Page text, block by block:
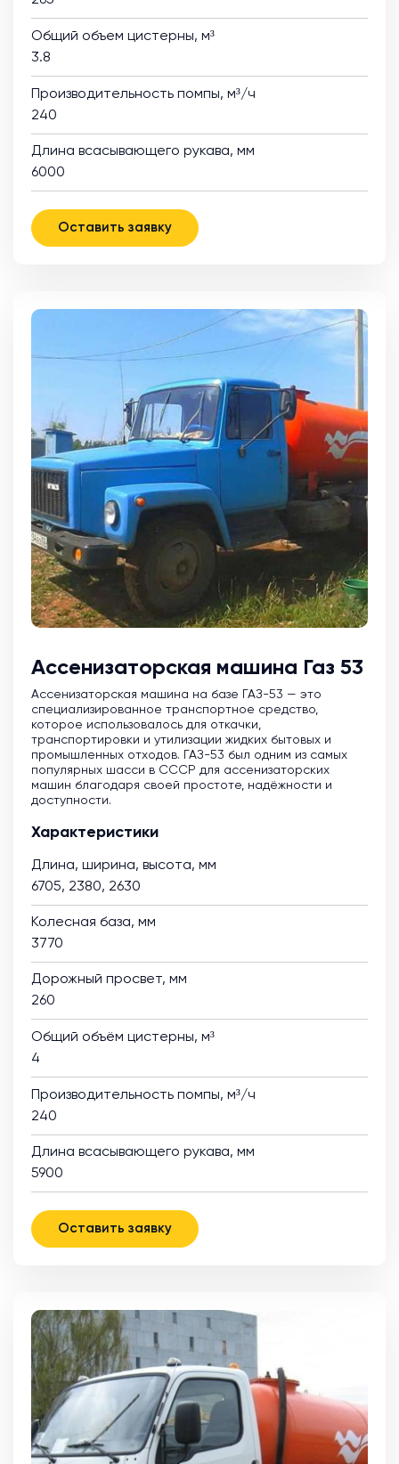
Общий объем цистерны, м³
3.8
Производительность помпы, м³/ч
240
Длина всасывающего рукава, мм
6000
Оставить заявку
Ассенизаторская машина Газ 53
Ассенизаторская машина на базе ГАЗ-53 — это
специализированное транспортное средство,
которое использовалось для откачки,
транспортировки и утилизации жидких бытовых и
промышленных отходов. ГАЗ-53 был одним из самых
популярных шасси в СССР для ассенизаторских
машин благодаря своей простоте, надёжности и
доступности.
Характеристики
Длина, ширина, высота, мм
6705, 2380, 2630
Колесная база, мм
3770
Дорожный просвет, мм
260
Общий объём цистерны, м³
4
Производительность помпы, м³/ч
240
Длина всасывающего рукава, мм
5900
Оставить заявку